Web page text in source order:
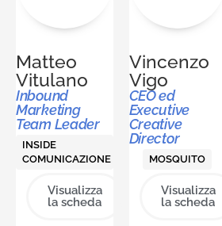
Matteo
Vitulano
Inbound
Marketing
Team Leader
INSIDE
COMUNICAZIONE
Visualizza
la scheda
Vincenzo
Vigo
CEO ed
Executive
Creative
Director
MOSQUITO
Visualizza
la scheda